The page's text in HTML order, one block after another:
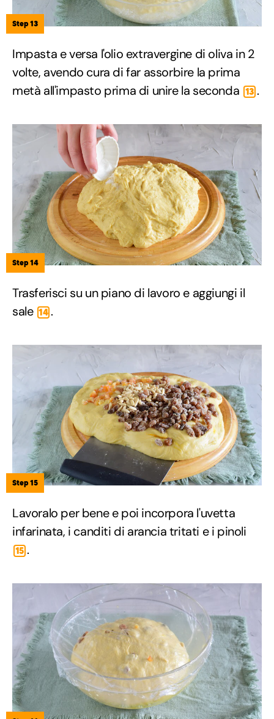
Step 13
Impasta e versa l'olio extravergine di oliva in 2
volte, avendo cura di far assorbire la prima
metà all'impasto prima di unire la seconda 13 .
Step 14
Trasferisci su un piano di lavoro e aggiungi il
sale 14 .
Step 15
Lavoralo per bene e poi incorpora l'uvetta
infarinata, i canditi di arancia tritati e i pinoli
15 .